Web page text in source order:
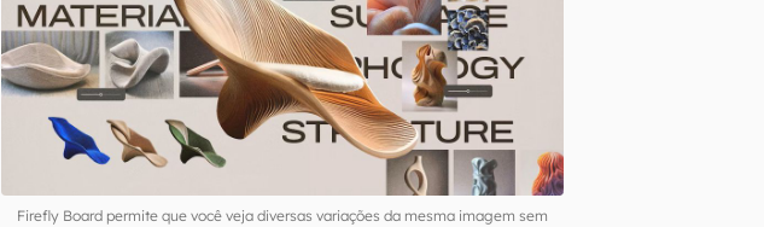
Firefly Board permite que você veja diversas variações da mesma imagem sem